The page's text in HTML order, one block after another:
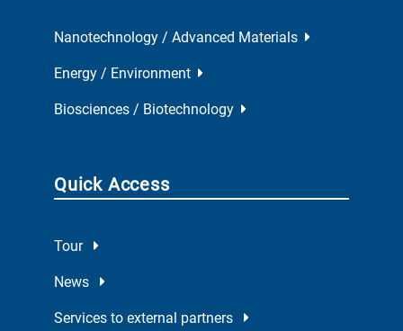
Nanotechnology / Advanced Materials
Energy / Environment
Biosciences / Biotechnology
Quick Access
Tour
News
Services to external partners